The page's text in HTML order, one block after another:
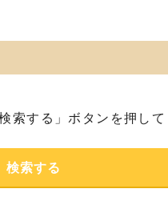
検索する」ボタンを押して